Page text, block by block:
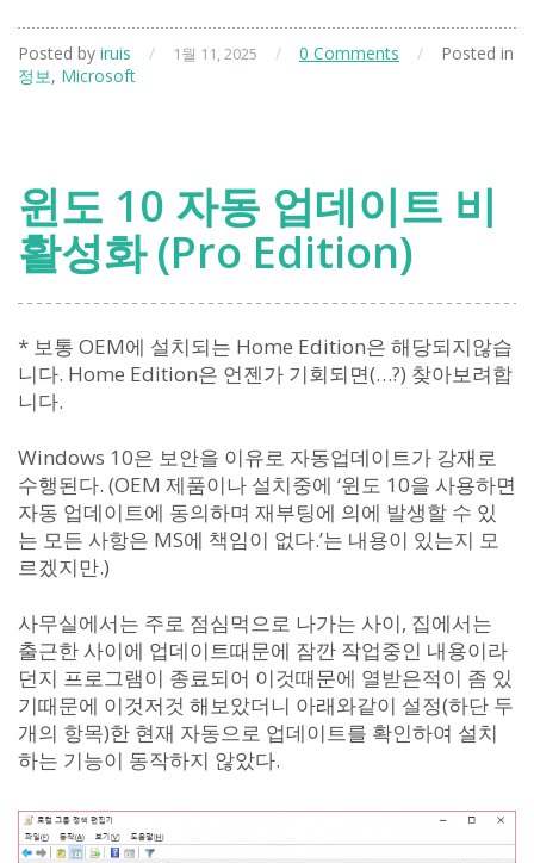
Posted by iruis / 1월 11, 2025 / 0 Comments /
Posted in
정보, Microsoft
윈도 10 자동 업데이트 비
활성화 (Pro Edition)
* 보통 OEM에 설치되는 Home Edition은 해당되지않습
니다. Home Edition은 언젠가 기회되면(…?) 찾아보려합
니다.
Windows 10은 보안을 이유로 자동업데이트가 강재로
수행된다. (OEM 제품이나 설치중에 ‘윈도 10을 사용하면
자동 업데이트에 동의하며 재부팅에 의에 발생할 수 있
는 모든 사항은 MS에 책임이 없다.’는 내용이 있는지 모
르겠지만.)
사무실에서는 주로 점심먹으로 나가는 사이, 집에서는
출근한 사이에 업데이트때문에 잠깐 작업중인 내용이라
던지 프로그램이 종료되어 이것때문에 열받은적이 좀 있
기때문에 이것저것 해보았더니 아래와같이 설정(하단 두
개의 항목)한 현재 자동으로 업데이트를 확인하여 설치
하는 기능이 동작하지 않았다.